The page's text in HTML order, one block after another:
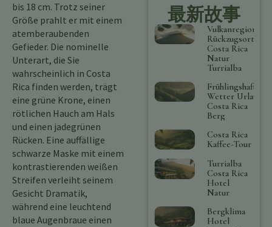
bis 18 cm. Trotz seiner
Größe prahlt er mit einem
atemberaubenden
Gefieder. Die nominelle
Unterart, die Sie
wahrscheinlich in Costa
Rica finden werden, trägt
eine grüne Krone, einen
rötlichen Hauch am Hals
und einen jadegrünen
Rücken. Eine auffällige
schwarze Maske mit einem
kontrastierenden weißen
Streifen verleiht seinem
Gesicht Dramatik,
während eine leuchtend
blaue Augenbraue einen
最新故事
Vulkanregion
Rückzugsort
Costa Rica
Natur
Turrialba
Frühlingshaftes
Wetter Urlaub
Costa Rica
Berg
Costa Rica
Kaffee-Tour
Turrialba
Costa Rica
Hotel
Natur
Bergklima
Hotel